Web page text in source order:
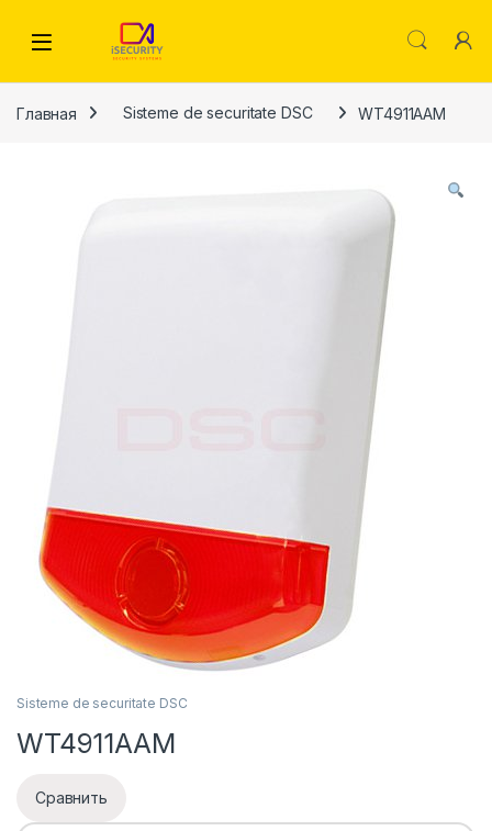
Главная Sisteme de securitate DSC WT4911AAM
Sisteme de securitate DSC
WT4911AAM
Сравнить